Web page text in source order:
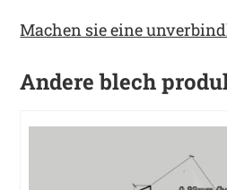
Machen sie eine
Andere blech